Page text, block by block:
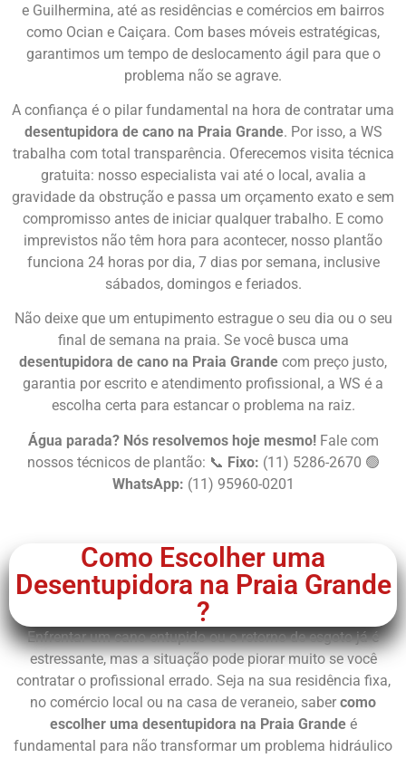
e Guilhermina, até as residências e comércios em bairros
como Ocian e Caiçara. Com bases móveis estratégicas,
garantimos um tempo de deslocamento ágil para que o
problema não se agrave.
A confiança é o pilar fundamental na hora de contratar uma
desentupidora de cano na Praia Grande. Por isso, a WS
trabalha com total transparência. Oferecemos visita técnica
gratuita: nosso especialista vai até o local, avalia a
gravidade da obstrução e passa um orçamento exato e sem
compromisso antes de iniciar qualquer trabalho. E como
imprevistos não têm hora para acontecer, nosso plantão
funciona 24 horas por dia, 7 dias por semana, inclusive
sábados, domingos e feriados.
Não deixe que um entupimento estrague o seu dia ou o seu
final de semana na praia. Se você busca uma
desentupidora de cano na Praia Grande com preço justo,
garantia por escrito e atendimento profissional, a WS é a
escolha certa para estancar o problema na raiz.
Água parada? Nós resolvemos hoje mesmo!Fale com
nossos técnicos de plantão: 📞 Fixo: (11) 5286-2670 🟢
WhatsApp: (11) 95960-0201
Como Escolher uma
Desentupidora na Praia Grande
?
Enfrentar um cano entupido ou o retorno de esgoto já é
estressante, mas a situação pode piorar muito se você
contratar o profissional errado. Seja na sua residência fixa,
no comércio local ou na casa de veraneio, saber como
escolher uma desentupidora na Praia Grandeé
fundamental para não transformar um problema hidráulico